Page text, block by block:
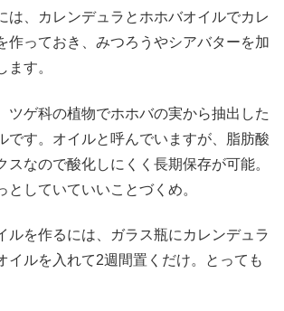
は、カレンデュラとホホバオイルでカレ
作っておき、みつろうやシアバターを加
ます。
ツゲ科の植物でホホバの実から抽出した
です。オイルと呼んでいますが、脂肪酸
スなので酸化しにくく長期保存が可能。
としていていいことづくめ。
ルを作るには、ガラス瓶にカレンデュラ
イルを入れて2週間置くだけ。とっても